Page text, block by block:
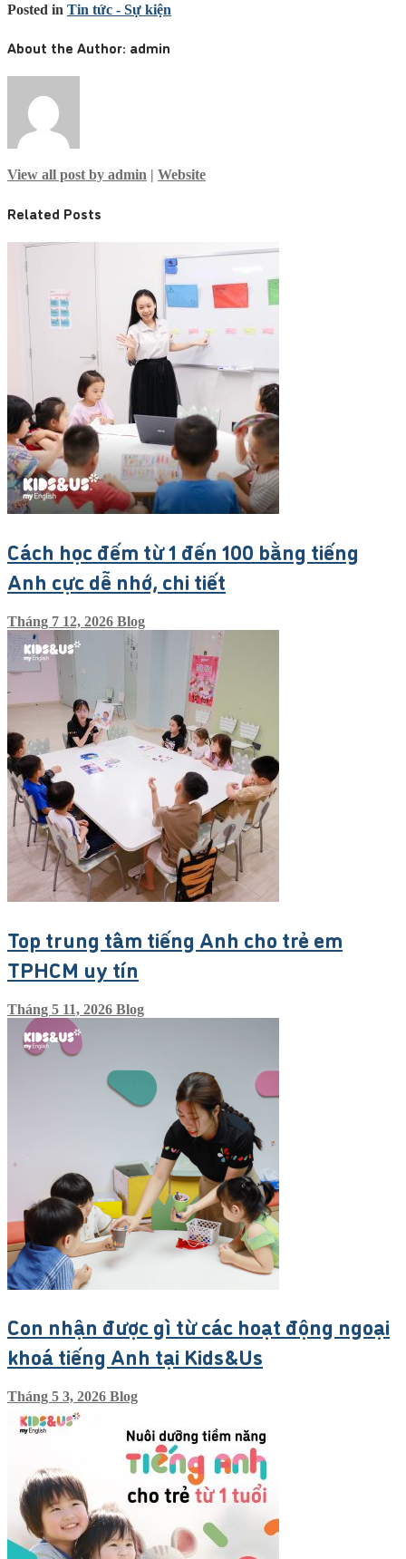
Posted in Tin tức - Sự kiện
About the Author: admin
View all post by admin | Website
Related Posts
Cách học đếm từ 1 đến 100 bằng tiếng
Anh cực dễ nhớ, chi tiết
Tháng 7 12, 2026 Blog
Top trung tâm tiếng Anh cho trẻ em
TPHCM uy tín
Tháng 5 11, 2026 Blog
Con nhận được gì từ các hoạt động ngoại
khoá tiếng Anh tại Kids&Us
Tháng 5 3, 2026 Blog